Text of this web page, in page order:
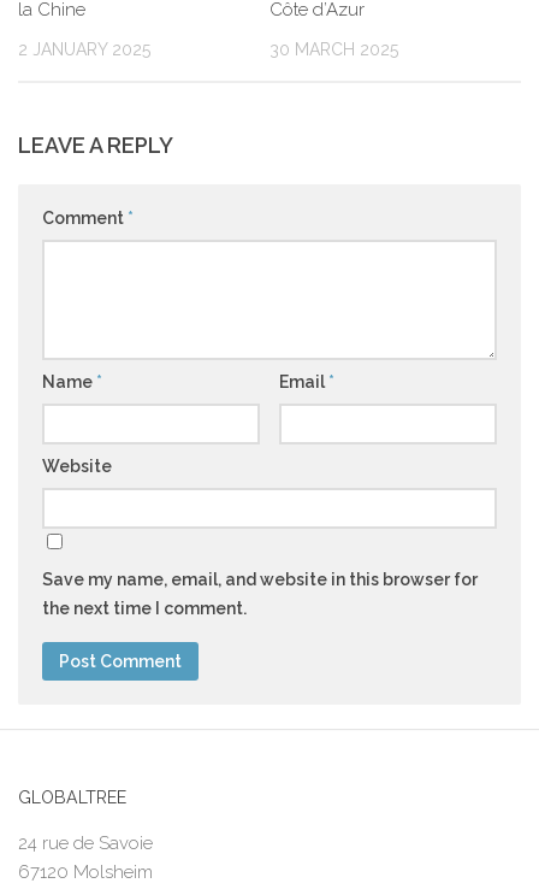
la Chine
2 JANUARY 2025
Côte d’Azur
30 MARCH 2025
LEAVE A REPLY
Comment *
Name * Email *
Website
Save my name, email, and website in this browser for
the next time I comment.
GLOBALTREE
24 rue de Savoie
67120 Molsheim